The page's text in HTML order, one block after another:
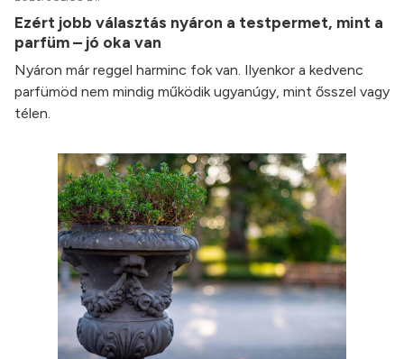
Ezért jobb választás nyáron a testpermet, mint a
parfüm – jó oka van
Nyáron már reggel harminc fok van. Ilyenkor a kedvenc
parfümöd nem mindig működik ugyanúgy, mint ősszel vagy
télen.